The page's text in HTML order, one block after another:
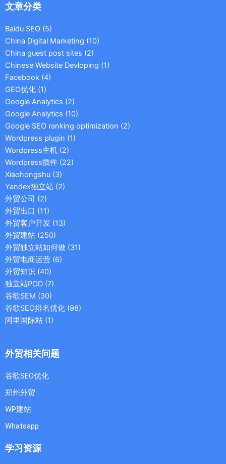
文章分类
Baidu SEO (5)
China Digital Marketing (10)
China guest post sites (2)
Chinese Website Devloping (1)
Facebook (4)
GEO优化 (1)
Google Analytics (2)
Google Analytics (10)
Google SEO ranking optimization (2)
Wordpress plugin (1)
Wordpress主机 (2)
Wordpress插件 (22)
Xiaohongshu (3)
Yandex独立站 (2)
外贸公司 (2)
外贸出口 (11)
外贸客户开发 (13)
外贸建站 (250)
外贸独立站如何做 (31)
外贸电商运营 (6)
外贸知识 (40)
独立站POD (7)
谷歌SEM (30)
谷歌SEO排名优化 (98)
阿里国际站 (1)
外贸相关问题
谷歌SEO优化
郑州外贸
WP建站
Whatsapp
学习资源